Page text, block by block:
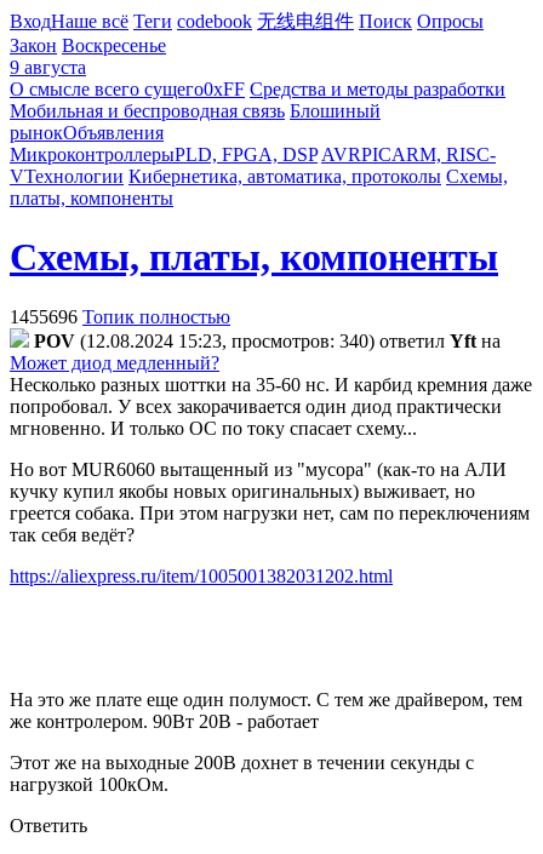
ВходНаше всё Теги codebook 无线电组件 Поиск Опросы
Закон Воскресенье
9 августа
О смысле всего сущего0xFF Средства и методы разработки
Мобильная и беспроводная связь Блошиный
рынокОбъявления
МикроконтроллерыPLD, FPGA, DSP AVRPICARM, RISC-
VТехнологии Кибернетика, автоматика, протоколы Схемы,
платы, компоненты
Схемы, платы, компоненты
1455696 Топик полностью
POV (12.08.2024 15:23, просмотров: 340) ответил Yft на
Может диод медленный?
Несколько разных шоттки на 35-60 нс. И карбид кремния даже
попробовал. У всех закорачивается один диод практически
мгновенно. И только ОС по току спасает схему...
Но вот MUR6060 вытащенный из "мусора" (как-то на АЛИ
кучку купил якобы новых оригинальных) выживает, но
греется собака. При этом нагрузки нет, сам по переключениям
так себя ведёт?
https://aliexpress.ru/item/1005001382031202.html
На это же плате еще один полумост. С тем же драйвером, тем
же контролером. 90Вт 20В - работает
Этот же на выходные 200В дохнет в течении секунды с
нагрузкой 100кОм.
Ответить